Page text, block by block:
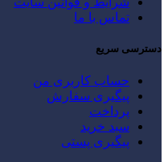
تماس با ما
دسترسی سریع
حساب کاربری من
پیگیری سفارش
پرداخت
سبد خرید
پیگیری پستی